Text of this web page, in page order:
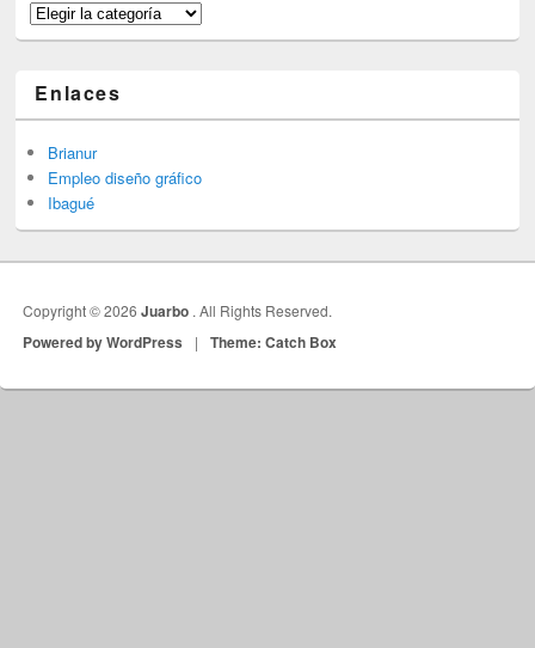
Categorías
Enlaces
Brianur
Empleo diseño gráfico
Ibagué
Copyright © 2026Juarbo . All Rights Reserved.
Powered by WordPress | Theme: Catch Box